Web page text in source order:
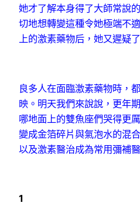
她才了解本身得了大師常說
切地想轉變這種令她極端不
上的激素藥物后，她又遲疑了
良多人在面臨激素藥物時，
映。明天我們來說說，更年
哪地面上的雙魚座們哭得更
變成金箔碎片與氣泡水的混
以及激素醫治成為常用彌補
1